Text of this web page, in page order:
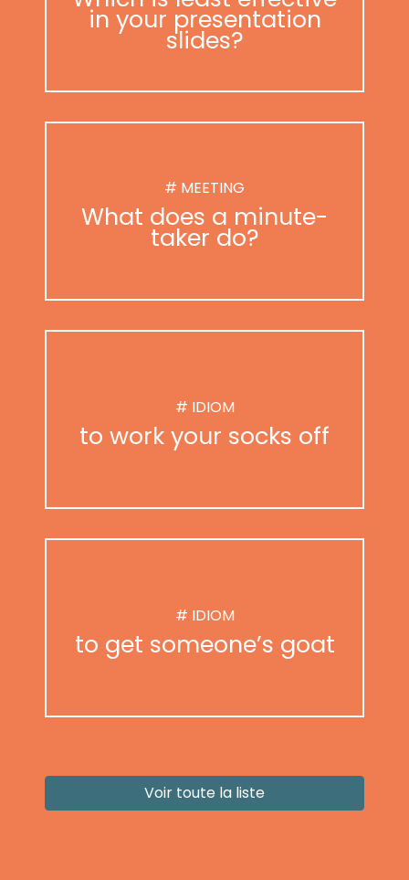
in your presentation
slides?
# MEETING
What does a minute-
taker do?
# IDIOM
to work your socks off
# IDIOM
to get someone’s goat
Voir toute la liste